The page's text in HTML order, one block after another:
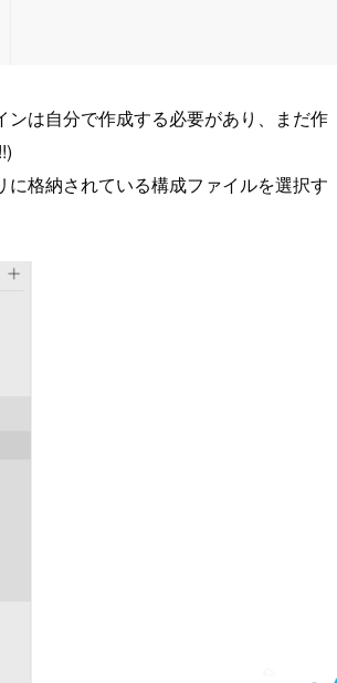
ンは自分で作成する必要があり、まだ作
に格納されている構成ファイルを選択す